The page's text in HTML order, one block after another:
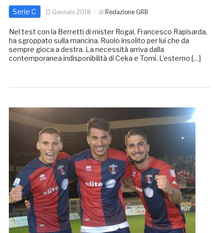
Serie C 11 Gennaio 2018 di Redazione GRB
Nel test con la Berretti di mister Rogai, Francesco Rapisarda,
ha sgroppato sulla mancina. Ruolo insolito per lui che da
sempre gioca a destra. La necessità arriva dalla
contemporanea indisponibilità di Ceka e Tomi. L’esterno […]